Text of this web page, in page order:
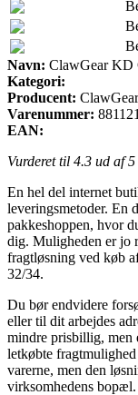
Navn: ClawGear KD
Kategori:
Producent: ClawGear
Varenummer:
EAN:
Vurderet til 4.3 ud af 5
En hel del internet
leveringsmetoder. En
pakkeshoppen, hvor
dig. Muligheden er jo
fragtløsning ved køb
32/34.
Du bør endvidere
eller til dit arbejdes
mindre prisbillig, men
letkøbte
varerne, men den
virksomhedens bopæl.